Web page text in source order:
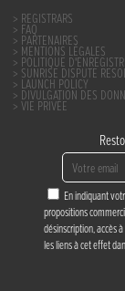
REGISTRARS
FAQ
PARTENAIRES
MENTIONS LÉGALES
POLITIQUE
SUNRISE DISPUTE
LAUNCH POLICY
DIVULGATION DES
VIE PRIVÉE
En indiquant
propositions
désinscription, accès
les liens à cet effet